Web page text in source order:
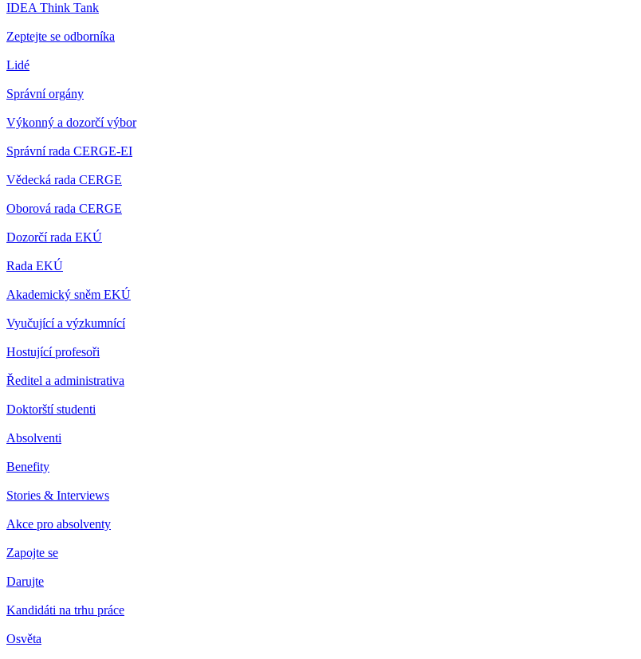
IDEA Think Tank
Zeptejte se odborníka
Lidé
Správní orgány
Výkonný a dozorčí výbor
Správní rada CERGE-EI
Vědecká rada CERGE
Oborová rada CERGE
Dozorčí rada EKÚ
Rada EKÚ
Akademický sněm EKÚ
Vyučující a výzkumnící
Hostující profesoři
Ředitel a administrativa
Doktorští studenti
Absolventi
Benefity
Stories & Interviews
Akce pro absolventy
Zapojte se
Darujte
Kandidáti na trhu práce
Osvěta